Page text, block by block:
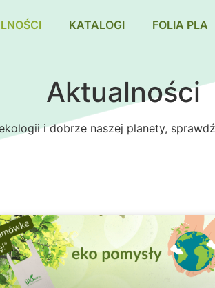
KATALOGI FOLIA PLA
Aktualności
i dobrze naszej planety,